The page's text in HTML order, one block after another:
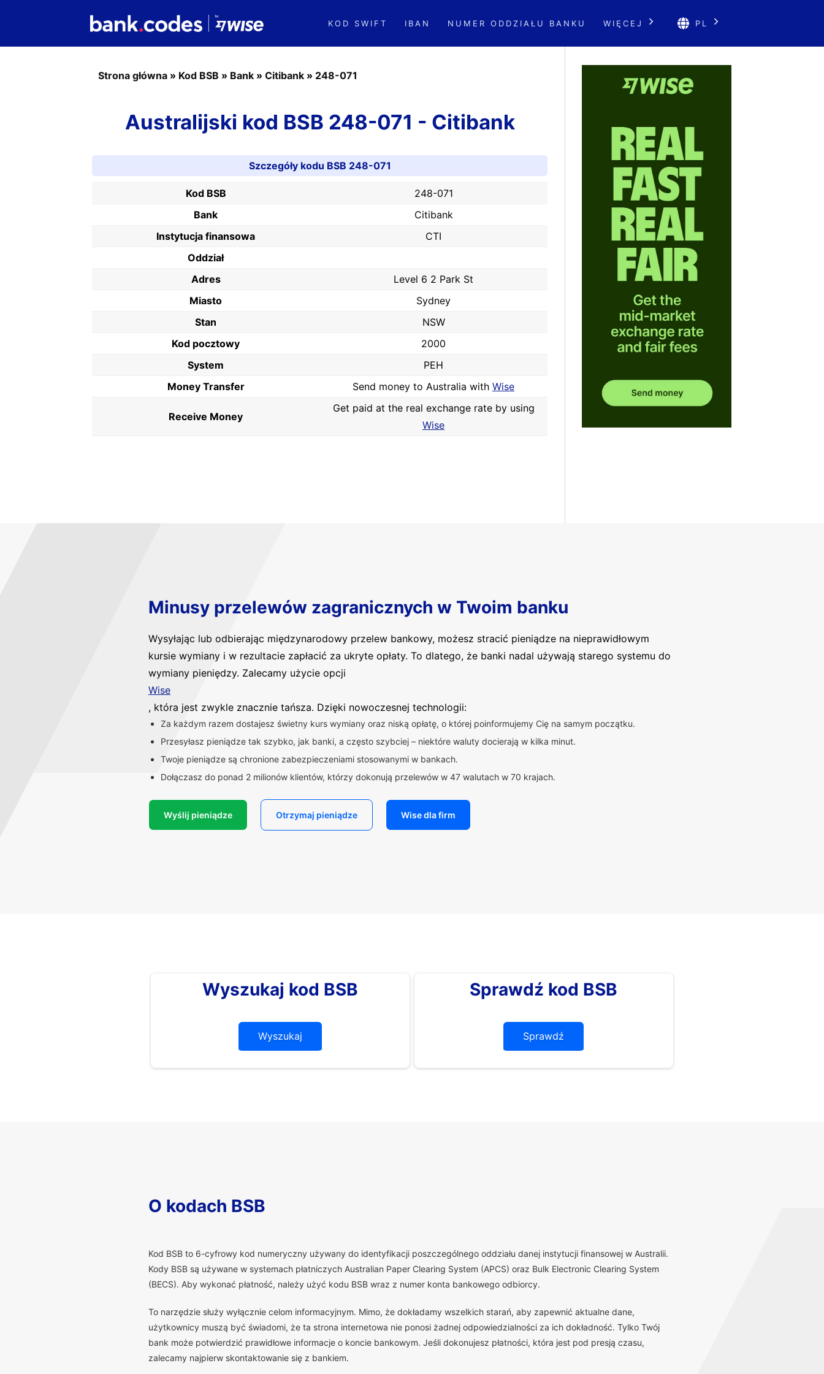
KOD SWIFT IBAN NUMER ODDZIAŁU BANKU WIĘCEJ PL
Strona główna » Kod BSB » Bank » Citibank » 248-071
Australijski kod BSB 248-071 - Citibank
Szczegóły kodu BSB 248-071
Kod BSB
248-071
Bank
Citibank
Instytucja finansowa
CTI
Oddział
Adres
Level 6 2 Park St
Miasto
Sydney
Stan
NSW
Kod pocztowy
2000
System
PEH
Money Transfer
Send money to Australia with Wise
Receive Money
Get paid at the real exchange rate by using
Wise
Minusy przelewów zagranicznych w Twoim banku
Wysyłając lub odbierając międzynarodowy przelew bankowy, możesz stracić pieniądze na nieprawidłowym
kursie wymiany i w rezultacie zapłacić za ukryte opłaty. To dlatego, że banki nadal używają starego systemu do
wymiany pieniędzy. Zalecamy użycie opcji
Wise
, która jest zwykle znacznie tańsza. Dzięki nowoczesnej technologii:
Za każdym razem dostajesz świetny kurs wymiany oraz niską opłatę, o której poinformujemy Cię na samym początku.
Przesyłasz pieniądze tak szybko, jak banki, a często szybciej – niektóre waluty docierają w kilka minut.
Twoje pieniądze są chronione zabezpieczeniami stosowanymi w bankach.
Dołączasz do ponad 2 milionów klientów, którzy dokonują przelewów w 47 walutach w 70 krajach.
Wyślij pieniądze Otrzymaj pieniądze Wise dla firm
Wyszukaj kod BSB
Wyszukaj
Sprawdź kod BSB
Sprawdź
O kodach BSB
Kod BSB to 6-cyfrowy kod numeryczny używany do identyfikacji poszczególnego oddziału danej instytucji finansowej w Australii.
Kody BSB są używane w systemach płatniczych Australian Paper Clearing System (APCS) oraz Bulk Electronic Clearing System
(BECS). Aby wykonać płatność, należy użyć kodu BSB wraz z numer konta bankowego odbiorcy.
To narzędzie służy wyłącznie celom informacyjnym. Mimo, że dokładamy wszelkich starań, aby zapewnić aktualne dane,
użytkownicy muszą być świadomi, że ta strona internetowa nie ponosi żadnej odpowiedzialności za ich dokładność. Tylko Twój
bank może potwierdzić prawidłowe informacje o koncie bankowym. Jeśli dokonujesz płatności, która jest pod presją czasu,
zalecamy najpierw skontaktowanie się z bankiem.